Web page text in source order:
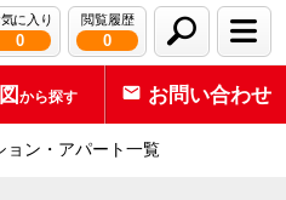
に入り
0
閲覧履歴
0
から探す お問い合わせ
ョン・アパート一覧